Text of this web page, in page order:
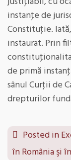
instanţe de
Constituţie.
instaurat. Prin
de primă
sânul Curţii de
drepturilor
Posted in
în România şi